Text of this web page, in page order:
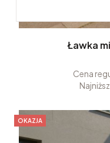
Ławka
Cena
OKAZJA